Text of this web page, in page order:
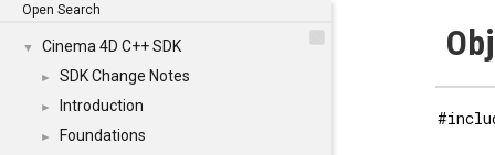
Open Search
▼ Cinema 4D C++ SDK
► SDK Change Notes
► Introduction
► Foundations